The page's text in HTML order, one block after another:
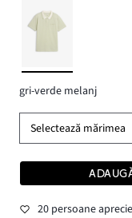
gri-verde melanj
Selectează mărimea
20 persoane